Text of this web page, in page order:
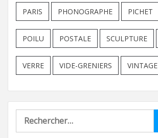
PARIS PHONOGRAPHE PICHET
POILU POSTALE SCULPTURE
VERRE VIDE-GRENIERS VINTAGE
Rechercher :